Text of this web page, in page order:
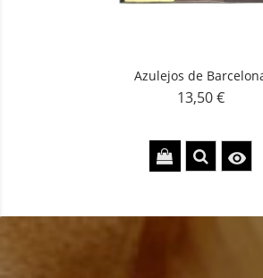
Azulejos de
Precio
13,50 €
